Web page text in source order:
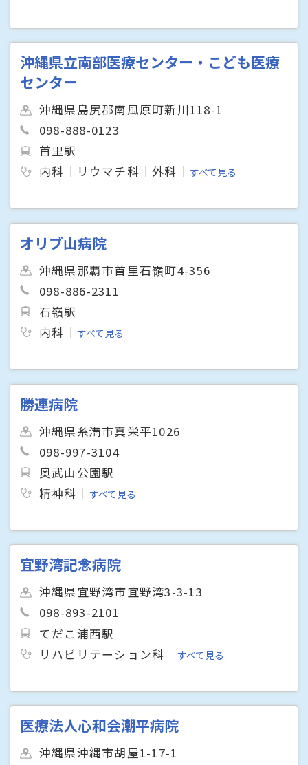
沖縄県立南部医療センター・こども医療
センター
沖縄県島尻郡南風原町新川118-1
098-888-0123
首里駅
内科
リウマチ科 外科 すべて見る
オリブ山病院
沖縄県那覇市首里石嶺町4-356
098-886-2311
石嶺駅
内科
すべて見る
勝連病院
沖縄県糸満市真栄平1026
098-997-3104
奥武山公園駅
精神科
すべて見る
宜野湾記念病院
沖縄県宜野湾市宜野湾3-3-13
098-893-2101
てだこ浦西駅
リハビリテーション科
すべて見る
医療法人心和会潮平病院
沖縄県沖縄市胡屋1-17-1